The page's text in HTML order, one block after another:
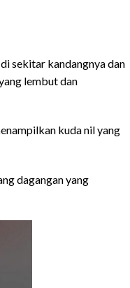
sekitar kandangnya dan
lembut dan
kuda nil yang
dagangan yang